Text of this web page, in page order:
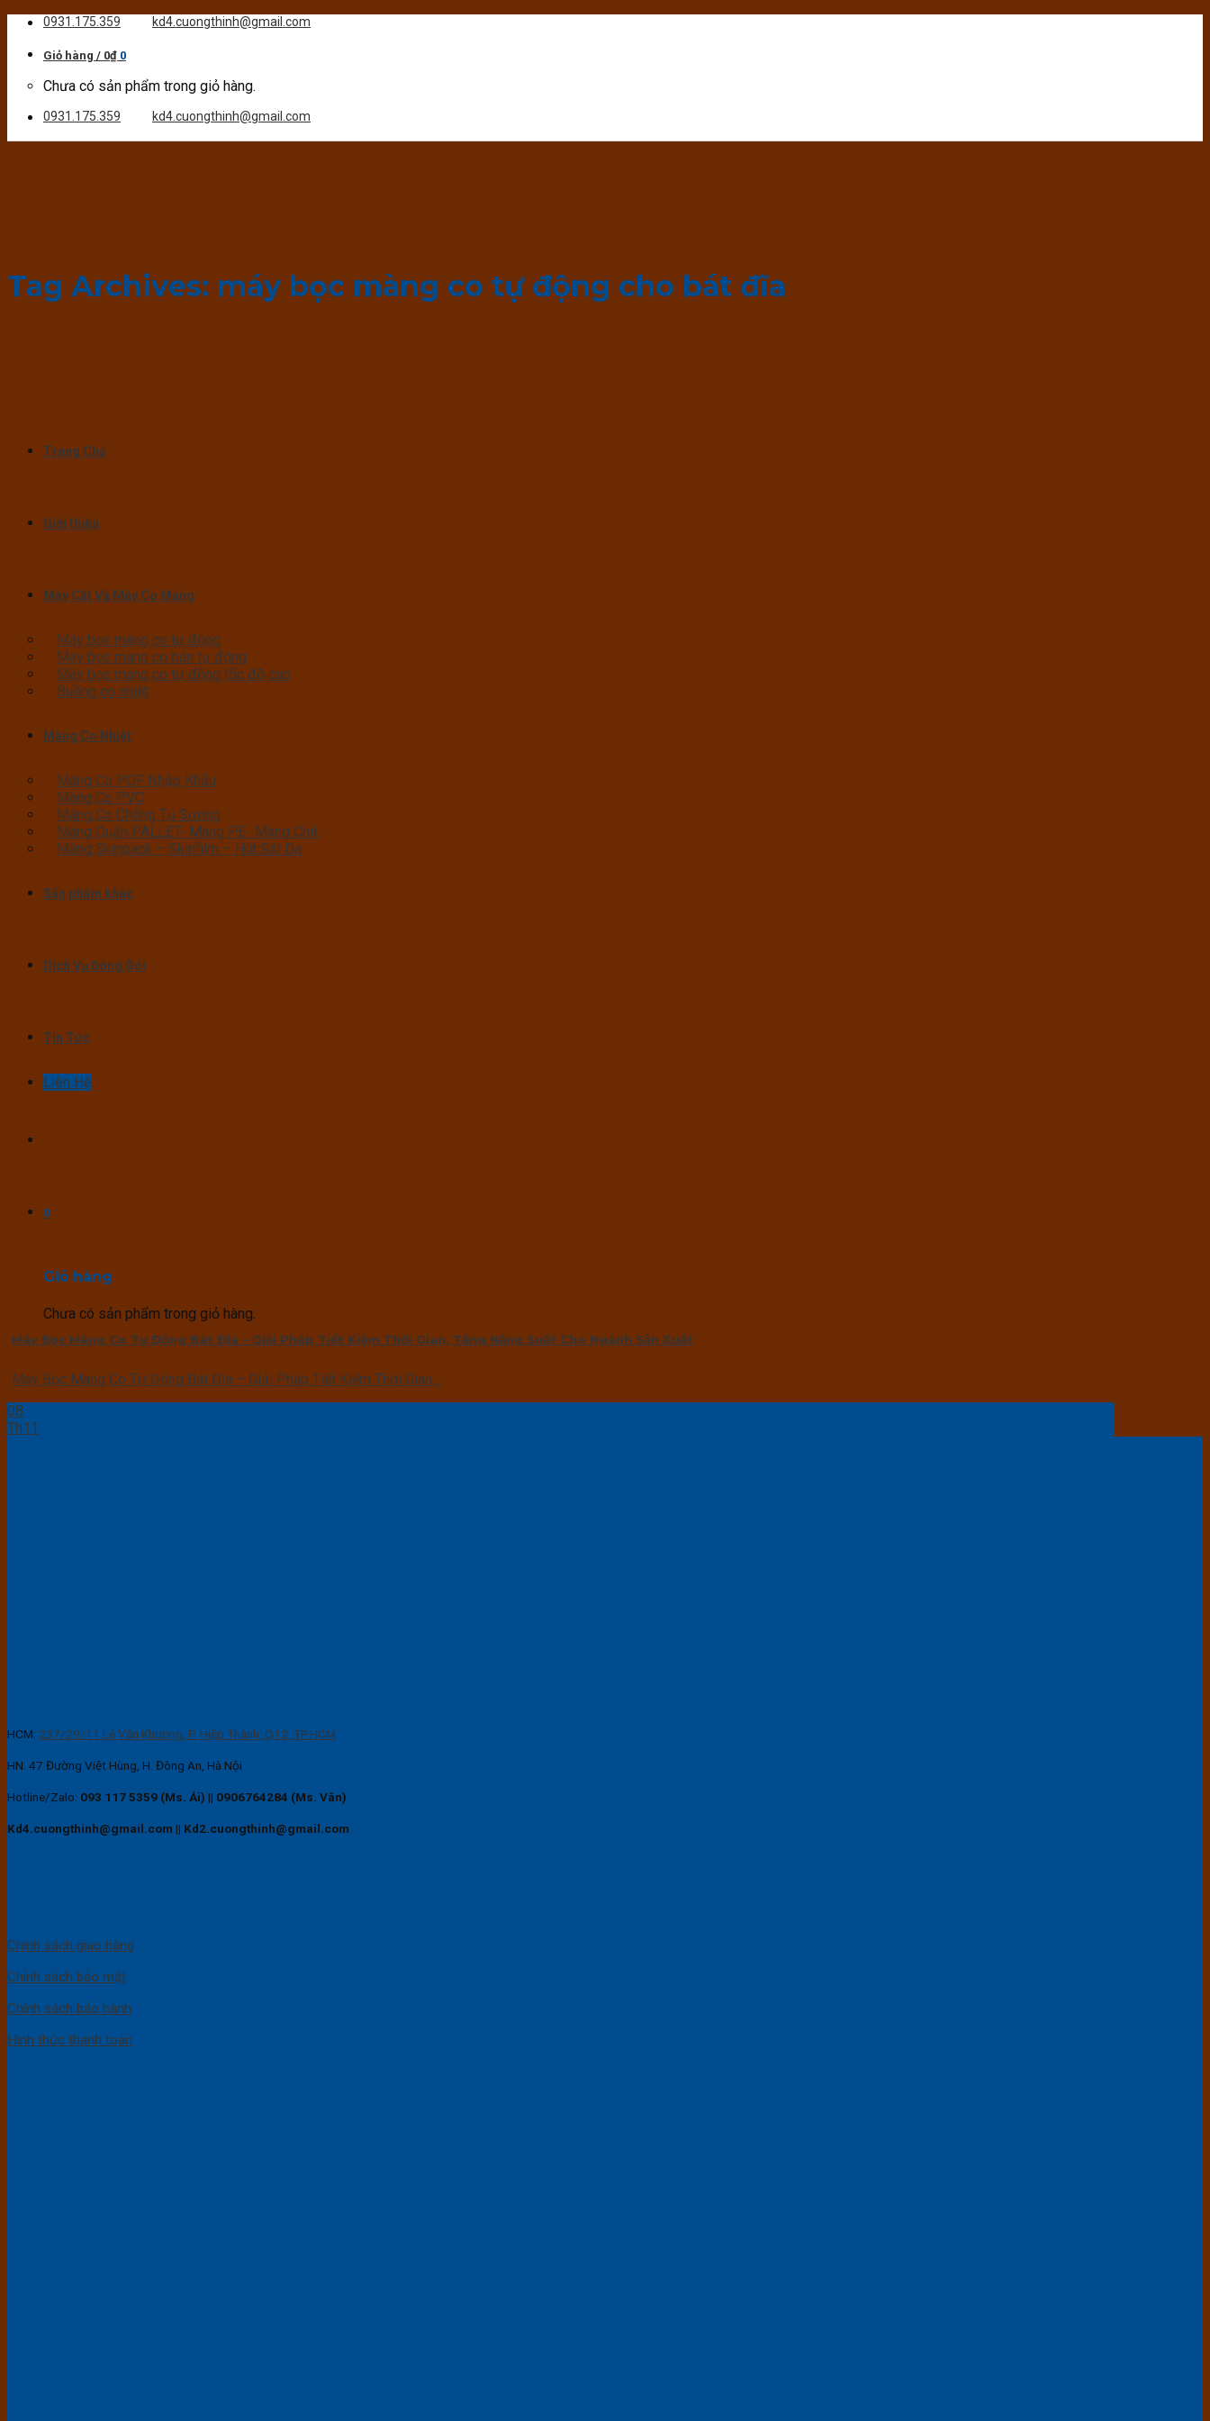
Skip
content
0931.175.359 kd4.cuongthinh@gmail.com
Giỏ hàng / 0₫ 0
Chưa có sản phẩm trong giỏ hàng.
0931.175.359 kd4.cuongthinh@gmail.com
Trang Chủ
Giới thiệu
Máy Cắt Và Máy Co Màng
Máy bọc màng co tự động
Máy bọc màng co bán tự động
Máy bọc màng co tự động tốc độ cao
Buồng co nhiệt
Màng Co Nhiệt
Màng Co POF Nhập Khẩu
Màng Co PVC
Màng Co Chống Tụ Sương
Màng Quấn PALLET- Màng PE- Màng Chit
Màng Skinpack – Skinfilm – Hút Sát Da
Sản phẩm khác
Dịch Vụ Đóng Gói
Tin Tức
Liên Hệ
0
Giỏ hàng
Chưa có sản phẩm trong giỏ hàng.
Tag Archives: máy bọc màng co tự động cho bát đĩa
Máy Bọc Màng Co Tự Động Bát Đĩa – Giải Pháp Tiết Kiệm Thời Gian, Tăng Năng Suất Cho Ngành Sản Xuất
Máy Bọc Màng Co Tự Động Bát Đĩa – Giải Pháp Tiết Kiệm Thời Gian,...
08
Th11
HCM: 237/29/11 Lê Văn Khương, P. Hiệp Thành, Q12, TP.HCM
HN: 47 Đường Việt Hùng, H. Đông An, Hà Nội
Hotline/Zalo: 093 117 5359 (Ms. Ái) || 0906764284 (Ms. Vân)
Kd4.cuongthinh@gmail.com || Kd2.cuongthinh@gmail.com
Chính sách giao hàng
Chính sách bảo mật
Chính sách bảo hành
Hình thức thanh toán